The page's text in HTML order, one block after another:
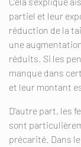
partiel et leur
réduction de la
une
réduits. Si les
manque dans
et leur montant
D’autre part, les
sont
précarité. Dans